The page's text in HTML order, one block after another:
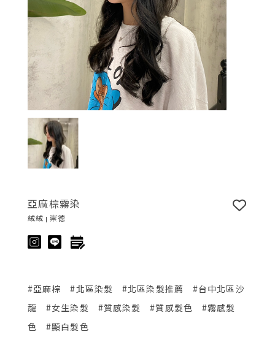
亞麻棕霧染
絨絨 | 崇德
#亞麻棕 #北區染髮 #北區染髮推薦
#台中北區沙
龍
#女生染髮 #質感染髮 #質感髮色
#霧感髮
色
#顯白髮色